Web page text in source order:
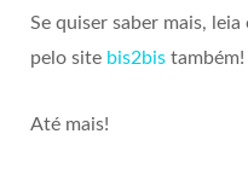
Se quiser saber mais,
pelo site bis2bis também!
Até mais!